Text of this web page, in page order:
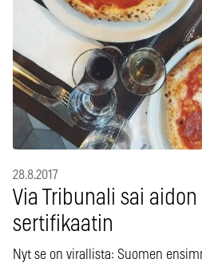
28.8.2017
Via Tribunali sai
sertifikaatin
Nyt se on virallista: Suomen